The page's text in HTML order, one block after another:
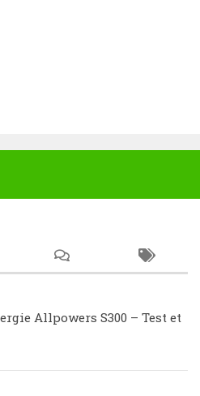
Allpowers S300 – Test et